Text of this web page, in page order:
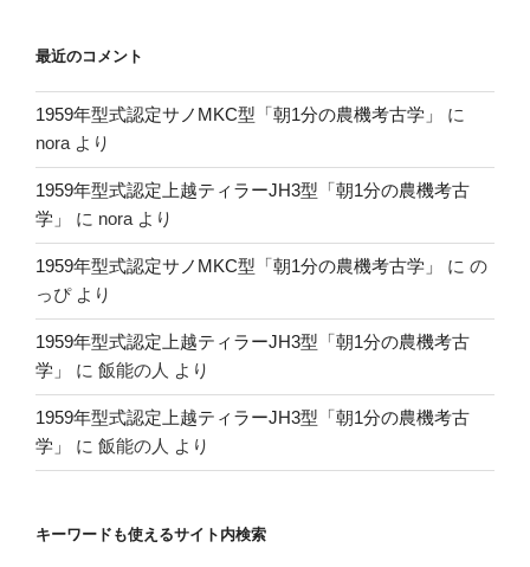
最近のコメント
1959年型式認定サノMKC型「朝1分の農機考古学」
に
noraより
1959年型式認定上越ティラーJH3型「朝1分の農機考古
学」
に noraより
1959年型式認定サノMKC型「朝1分の農機考古学」 に の
っぴより
1959年型式認定上越ティラーJH3型「朝1分の農機考古
学」
に 飯能の人 より
1959年型式認定上越ティラーJH3型「朝1分の農機考古
学」
に 飯能の人 より
キーワードも使えるサイト内検索